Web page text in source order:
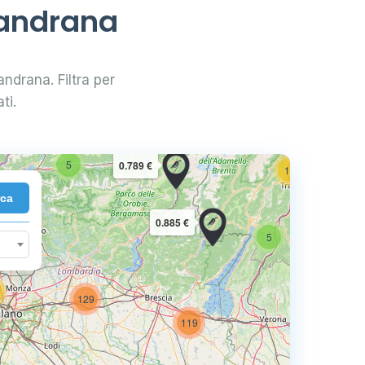
Filtra per
16
5
5
129
119
0.885 €
0.789 €